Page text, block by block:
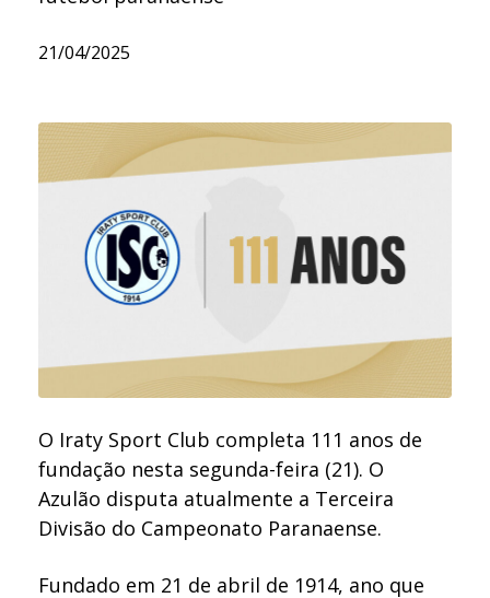
21/04/2025
O Iraty Sport Club completa 111 anos de
fundação nesta segunda-feira (21). O
Azulão disputa atualmente a Terceira
Divisão do Campeonato Paranaense.
Fundado em 21 de abril de 1914, ano que